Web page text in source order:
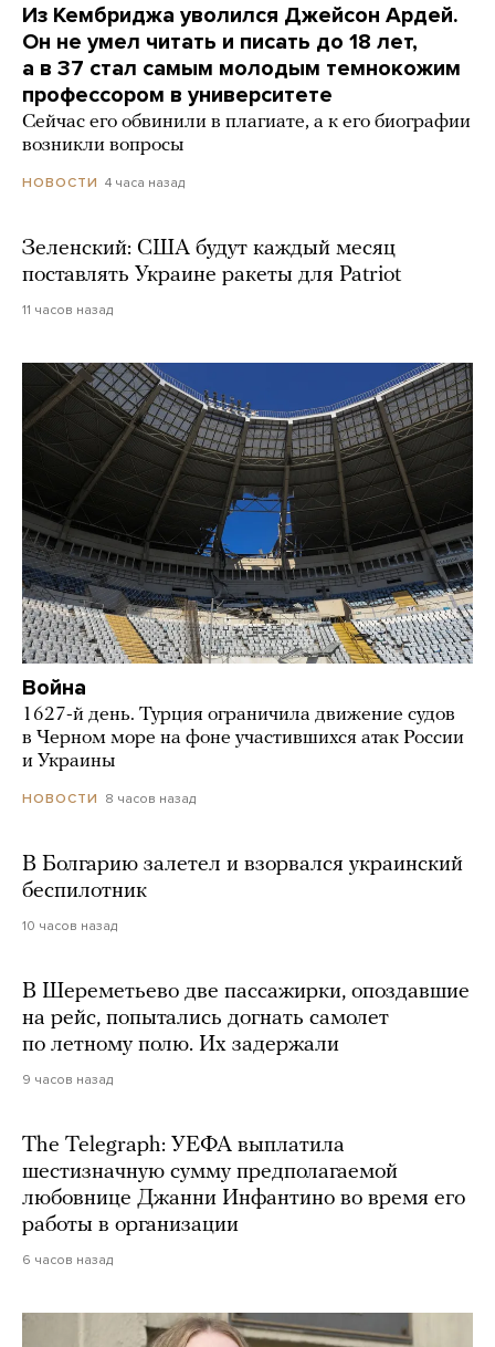
Из Кембриджа уволился Джейсон Ардей.
Он не умел читать и писать до 18 лет,
а в 37 стал самым молодым темнокожим
профессором в университете
Сейчас его обвинили в плагиате, а к его биографии
возникли вопросы
НОВОСТИ 4 часа назад
Зеленский: США будут каждый месяц
поставлять Украине ракеты для Patriot
11 часов назад
Война
1627-й день. Турция ограничила движение судов
в Черном море на фоне участившихся атак России
и Украины
НОВОСТИ 8 часов назад
В Болгарию залетел и взорвался украинский
беспилотник
10 часов назад
В Шереметьево две пассажирки, опоздавшие
на рейс, попытались догнать самолет
по летному полю. Их задержали
9 часов назад
The Telegraph: УЕФА выплатила
шестизначную сумму предполагаемой
любовнице Джанни Инфантино во время его
работы в организации
6 часов назад